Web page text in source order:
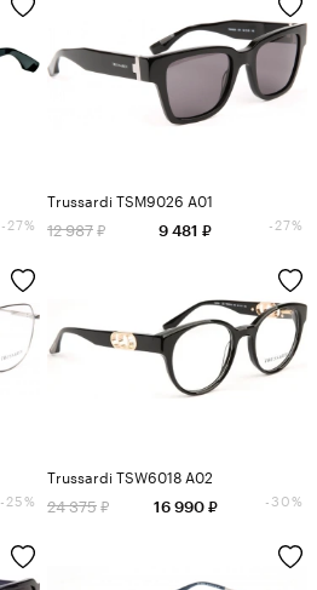
-27%
Trussardi TSM9026 A01
12 987 9 481 -27%
-25%
Trussardi TSW6018 A02
24 375 16 990 -30%